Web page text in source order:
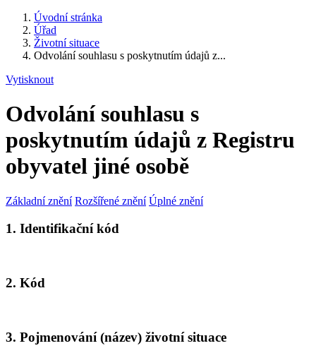
Úvodní stránka
Úřad
Životní situace
Odvolání souhlasu s poskytnutím údajů z...
Vytisknout
Odvolání souhlasu s
poskytnutím údajů z Registru
obyvatel jiné osobě
Základní znění Rozšířené znění Úplné znění
1. Identifikační kód
2. Kód
3. Pojmenování (název) životní situace